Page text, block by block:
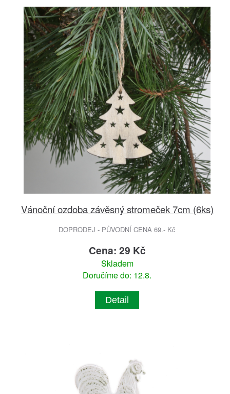
Vánoční ozdoba závěsný stromeček 7cm (6ks)
DOPRODEJ - PŮVODNÍ CENA 69.- Kč
Cena: 29 Kč
Skladem
Doručíme do: 12.8.
Detail